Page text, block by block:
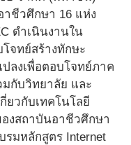
ชีวศึกษา 16 แห่ง
ดำเนินงานใน
โจทย์สร้างทักษะ
ลงเพื่อตอบโจทย์ภาค
กับวิทยาลัย และ
ยวกับเทคโนโลยี
องสถาบันอาชีวศึกษา
รมหลักสูตร Internet